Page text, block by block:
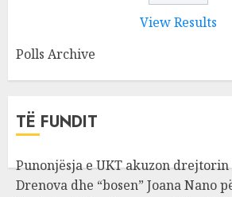
View Results
Polls Archive
TË FUNDIT
Punonjësja e UKT akuzon
Drenova dhe “bosen” Joana Nano